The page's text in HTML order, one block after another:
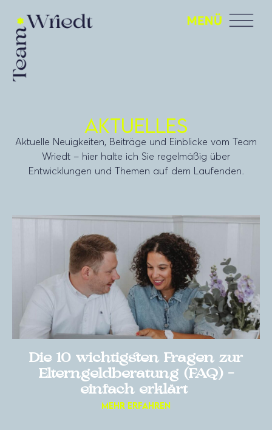
Aktuelles
Aktuelle Neuigkeiten, Beiträge und Einblicke vom Team
Wriedt – hier halte ich Sie regelmäßig über
Entwicklungen und Themen auf dem Laufenden.
Die 10 wichtigsten Fragen zur
Elterngeldberatung (FAQ) –
einfach erklärt
Mehr erfahren